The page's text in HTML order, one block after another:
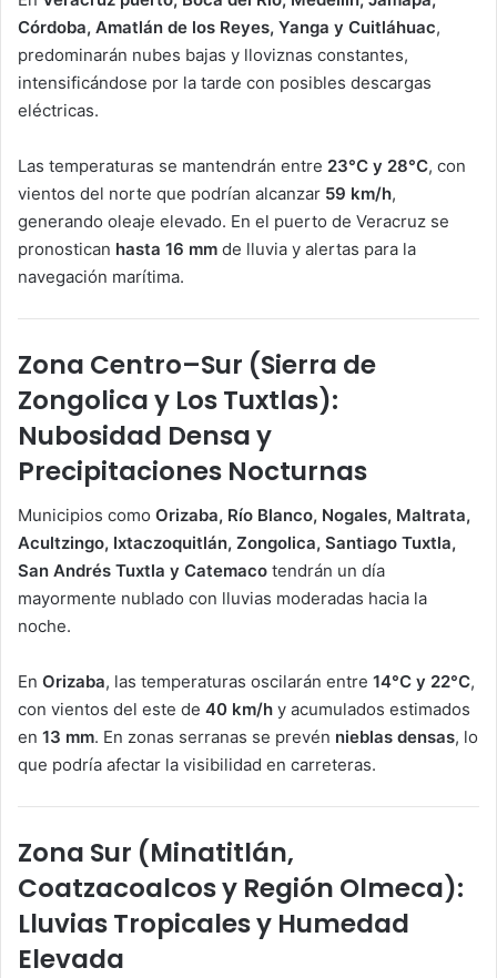
Córdoba, Amatlán de los Reyes, Yanga y Cuitláhuac,
predominarán nubes bajas y lloviznas constantes,
intensificándose por la tarde con posibles descargas
eléctricas.
Las temperaturas se mantendrán entre 23°C y 28°C, con
vientos del norte que podrían alcanzar 59 km/h,
generando oleaje elevado. En el puerto de Veracruz se
pronostican hasta 16 mm de lluvia y alertas para la
navegación marítima.
Zona Centro–Sur (Sierra de
Zongolica y Los Tuxtlas):
Nubosidad Densa y
Precipitaciones Nocturnas
Municipios como Orizaba, Río Blanco, Nogales, Maltrata,
Acultzingo, Ixtaczoquitlán, Zongolica, Santiago Tuxtla,
San Andrés Tuxtla y Catemaco tendrán un día
mayormente nublado con lluvias moderadas hacia la
noche.
En Orizaba, las temperaturas oscilarán entre 14°C y 22°C,
con vientos del este de 40 km/h y acumulados estimados
en 13 mm. En zonas serranas se prevén nieblas densas, lo
que podría afectar la visibilidad en carreteras.
Zona Sur (Minatitlán,
Coatzacoalcos y Región Olmeca):
Lluvias Tropicales y Humedad
Elevada